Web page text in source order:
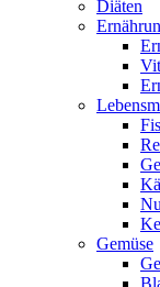
Diäten
Gemüse